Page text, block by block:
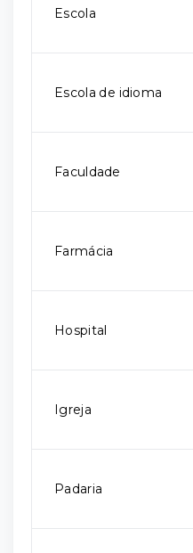
Escola
Escola de idioma
Faculdade
Farmácia
Hospital
Igreja
Padaria